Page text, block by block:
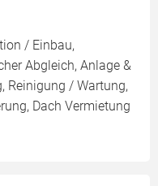
/ Einbau,
Abgleich, Anlage &
Reinigung / Wartung,
Dach Vermietung